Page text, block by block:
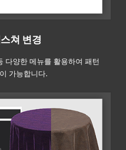
쳐 변경
다양한 메뉴를 활용하여 패턴
가능합니다.